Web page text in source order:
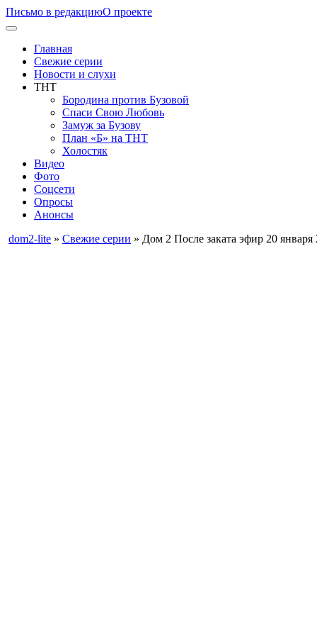
Письмо в редакциюО проекте
Главная
Свежие серии
Новости и слухи
ТНТ
Бородина против Бузовой
Спаси Свою Любовь
Замуж за Бузову
План «Б» на ТНТ
Холостяк
Видео
Фото
Соцсети
Опросы
Анонсы
dom2-lite » Свежие серии » Дом 2 После заката эфир 20 января